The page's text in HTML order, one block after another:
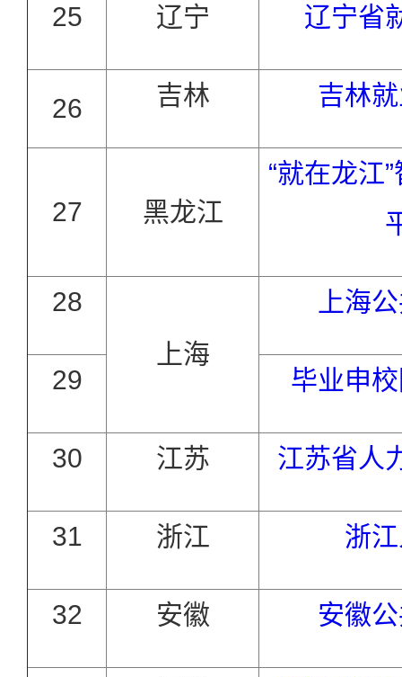
25 辽宁 辽宁省
26 吉林 吉林
27 黑龙江
“就在龙江
28
上海
上海
29 毕业申
30 江苏 江苏省人
31 浙江 浙
32 安徽 安徽